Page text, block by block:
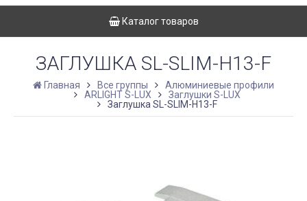
Каталог товаров
ЗАГЛУШКА SL-SLIM-H13-F
Главная Все группы
Алюминиевые профили
ARLIGHT S-LUX
Заглушки S-LUX
Заглушка SL-SLIM-H13-F